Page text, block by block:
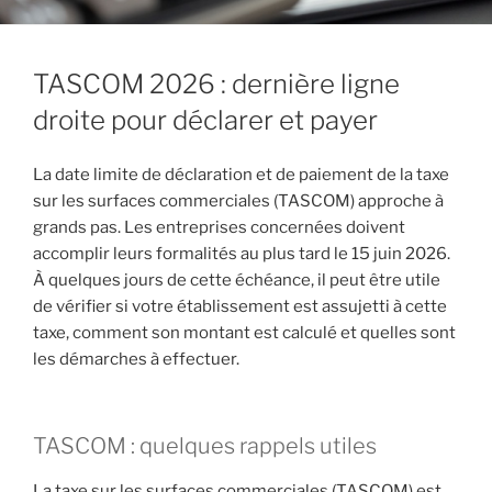
TASCOM 2026 : dernière ligne
droite pour déclarer et payer
La date limite de déclaration et de paiement de la taxe
sur les surfaces commerciales (TASCOM) approche à
grands pas. Les entreprises concernées doivent
accomplir leurs formalités au plus tard le 15 juin 2026.
À quelques jours de cette échéance, il peut être utile
de vérifier si votre établissement est assujetti à cette
taxe, comment son montant est calculé et quelles sont
les démarches à effectuer.
TASCOM : quelques rappels utiles